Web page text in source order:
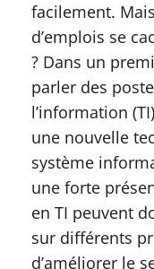
facilement.
d’emplois se
? Dans un
parler des
l’information
une nouvelle
système
une forte
en TI peuvent
sur différents
d’améliorer le